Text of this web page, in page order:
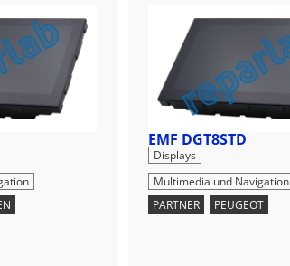
EMF DGT8STD
Displays
Multimedia und Navigation
PARTNER
PEUGEOT